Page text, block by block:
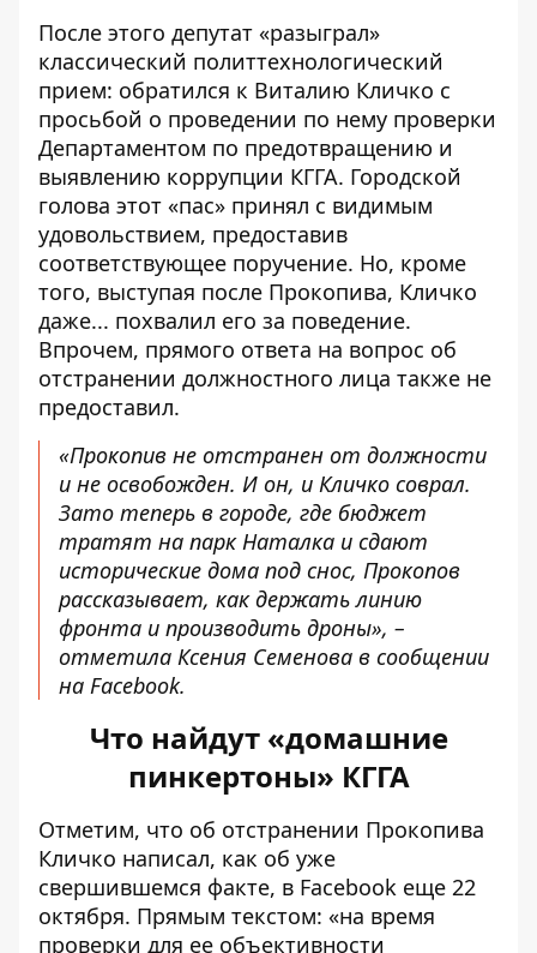
После этого депутат «разыграл»
классический политтехнологический
прием: обратился к Виталию Кличко с
просьбой о проведении по нему проверки
Департаментом по предотвращению и
выявлению коррупции КГГА. Городской
голова этот «пас» принял с видимым
удовольствием, предоставив
соответствующее поручение. Но, кроме
того, выступая после Прокопива, Кличко
даже... похвалил его за поведение.
Впрочем, прямого ответа на вопрос об
отстранении должностного лица также не
предоставил.
«Прокопив не отстранен от должности
и не освобожден. И он, и Кличко соврал.
Зато теперь в городе, где бюджет
тратят на парк Наталка и сдают
исторические дома под снос, Прокопов
рассказывает, как держать линию
фронта и производить дроны», –
отметила Ксения Семенова в сообщении
на Facebook.
Что найдут «домашние
пинкертоны» КГГА
Отметим, что об отстранении Прокопива
Кличко написал, как об уже
свершившемся факте, в Facebook еще 22
октября. Прямым текстом: «на время
проверки для ее объективности